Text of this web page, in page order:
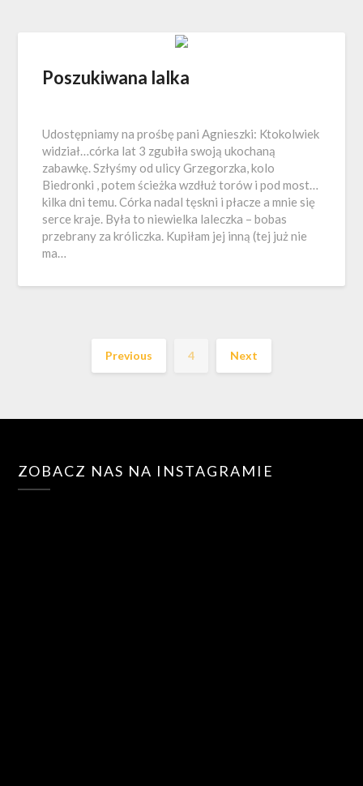
Poszukiwana lalka
Udostępniamy na prośbę pani Agnieszki: Ktokolwiek
widział…córka lat 3 zgubiła swoją ukochaną
zabawkę. Szłyśmy od ulicy Grzegorzka, kolo
Biedronki , potem ścieżka wzdłuż torów i pod most…
kilka dni temu. Córka nadal tęskni i płacze a mnie się
serce kraje. Była to niewielka laleczka – bobas
przebrany za króliczka. Kupiłam jej inną (tej już nie
ma…
Previous 4 Next
ZOBACZ NAS NA INSTAGRAMIE